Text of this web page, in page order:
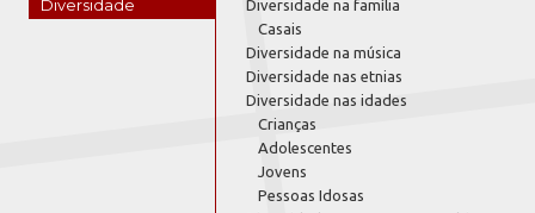
Diversidade
Diversidade na família
Casais
Diversidade na música
Diversidade nas etnias
Diversidade nas idades
Crianças
Adolescentes
Jovens
Pessoas Idosas